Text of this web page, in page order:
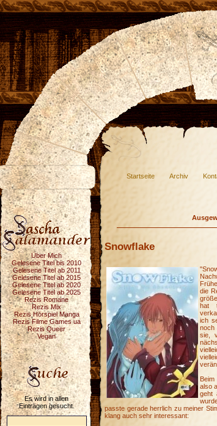
Startseite Archiv
Über Mich
Gelesene Titel bis 2010
Gelesene Titel ab 2011
Gelesene Titel ab 2015
Gelesene Titel ab 2020
Gelesene Titel ab 2025
Rezis Romane
Rezis Mix
Rezis Hörspiel Manga
Rezis Filme Games ua
Rezis Queer
Vegan
Es wird in allen
Einträgen gesucht.
Snowflake
die
hat
ich
noch
sie,
also
geht
passte gerade herrlich zu meiner
klang auch sehr interessant: